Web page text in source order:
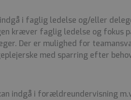
i faglig ledelse og/eller
kræver faglig ledelse og fokus
Der er mulighed for
med sparring efter
indgå i forældreundervisning